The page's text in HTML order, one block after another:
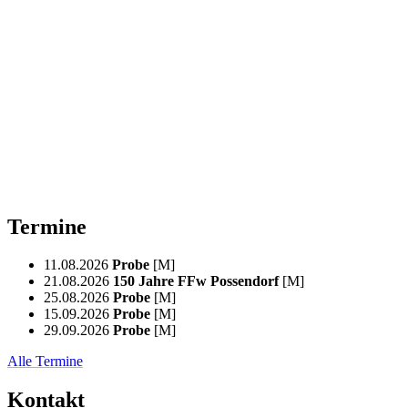
Termine
11.08.2026 Probe [M]
21.08.2026 150 Jahre FFw Possendorf [M]
25.08.2026 Probe [M]
15.09.2026 Probe [M]
29.09.2026 Probe [M]
Alle Termine
Kontakt